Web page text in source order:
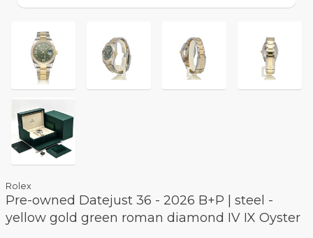
Rolex
Pre-owned Datejust 36 - 2026 B+P | steel -
yellow gold green roman diamond IV IX Oyster